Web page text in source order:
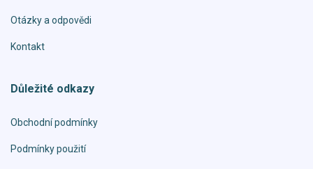
Otázky a odpovědi
Kontakt
Důležité odkazy
Obchodní podmínky
Podmínky použití